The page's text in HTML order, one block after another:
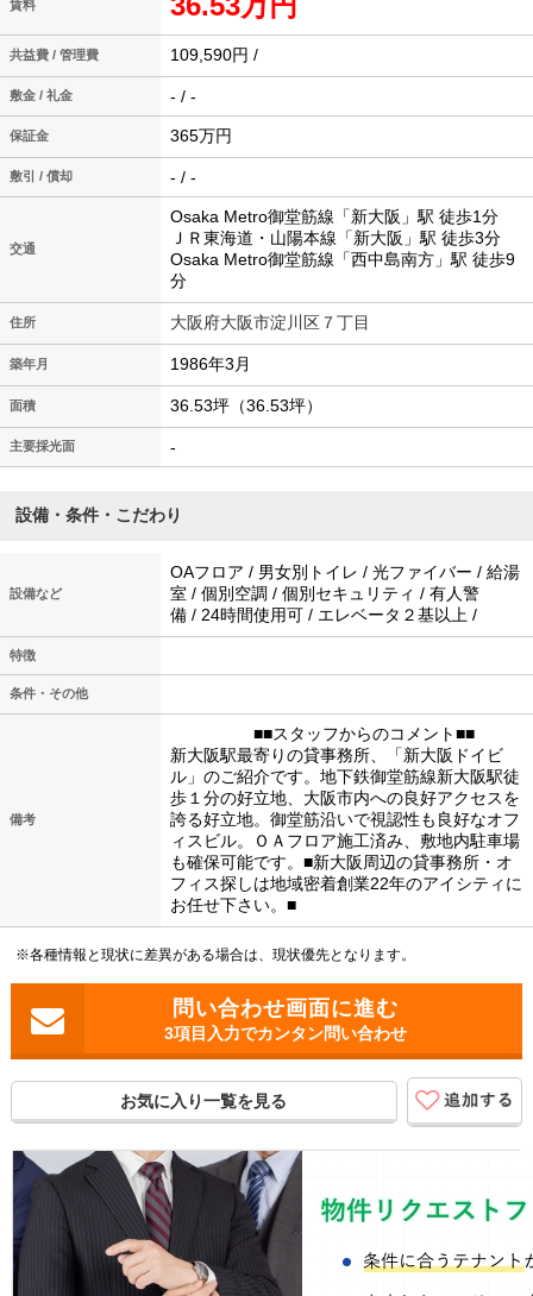
賃料
共益費 / 管理費 109,590円 /
敷金 / 礼金 - / -
保証金 365万円
敷引 / 償却 - / -
交通
Osaka Metro御堂筋線「新大阪」駅 徒歩1分
ＪＲ東海道・山陽本線「新大阪」駅 徒歩3分
Osaka Metro御堂筋線「西中島南方」駅 徒歩9
分
住所 大阪府大阪市淀川区７丁目
築年月 1986年3月
面積 36.53坪（36.53坪）
主要採光面 -
設備・条件・こだわり
設備など
OAフロア / 男女別トイレ / 光ファイバー / 給湯
室 / 個別空調 / 個別セキュリティ / 有人警
備 / 24時間使用可 / エレベータ２基以上 /
特徴
条件・その他
備考
■■スタッフからのコメント■■
新大阪駅最寄りの貸事務所、「新大阪ドイビ
ル」のご紹介です。地下鉄御堂筋線新大阪駅徒
歩１分の好立地、大阪市内への良好アクセスを
誇る好立地。御堂筋沿いで視認性も良好なオフ
ィスビル。ＯＡフロア施工済み、敷地内駐車場
も確保可能です。■新大阪周辺の貸事務所・オ
フィス探しは地域密着創業22年のアイシティに
お任せ下さい。■
※各種情報と現状に差異がある場合は、現状優先となります。
3項目入力でカンタン問い合わせ
お気に入り一覧を見る